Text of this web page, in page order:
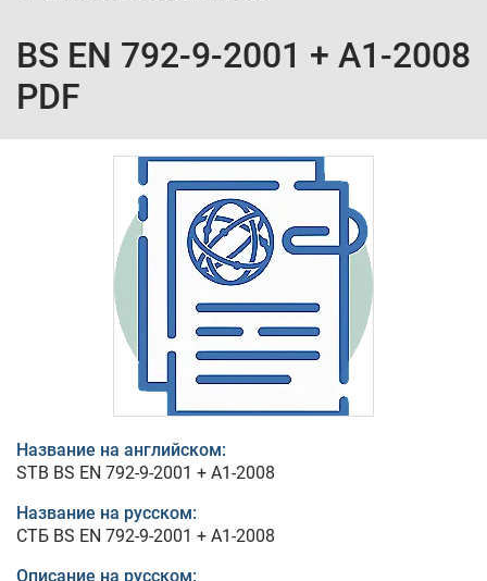
BS EN 792-9-2001 + A1-2008
PDF
Название на английском:
STB BS EN 792-9-2001 + A1-2008
Название на русском:
СТБ BS EN 792-9-2001 + A1-2008
Описание на русском: